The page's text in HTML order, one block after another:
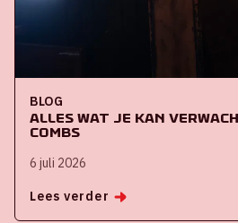
BLOG
Alles wat je kan
Combs
6 juli 2026
Lees verder